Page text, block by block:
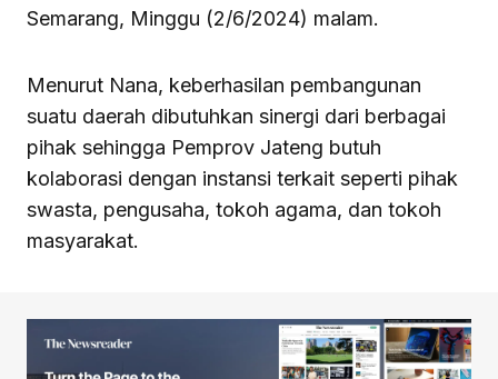
Semarang, Minggu (2/6/2024) malam.
Menurut Nana, keberhasilan pembangunan
suatu daerah dibutuhkan sinergi dari berbagai
pihak sehingga Pemprov Jateng butuh
kolaborasi dengan instansi terkait seperti pihak
swasta, pengusaha, tokoh agama, dan tokoh
masyarakat.